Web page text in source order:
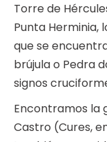
Torre de
Punta Herminia,
que se
brújula o Pedra
signos
Encontramos la
Castro (Cures,